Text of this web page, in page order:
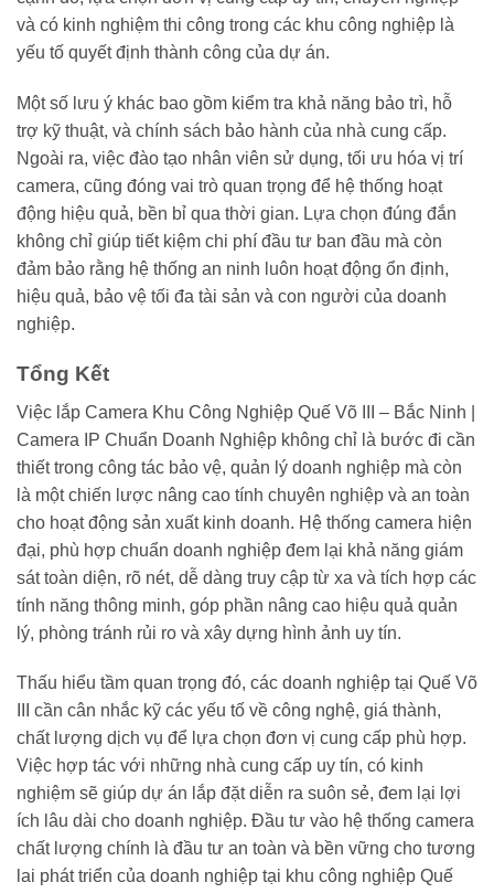
và có kinh nghiệm thi công trong các khu công nghiệp là
yếu tố quyết định thành công của dự án.
Một số lưu ý khác bao gồm kiểm tra khả năng bảo trì, hỗ
trợ kỹ thuật, và chính sách bảo hành của nhà cung cấp.
Ngoài ra, việc đào tạo nhân viên sử dụng, tối ưu hóa vị trí
camera, cũng đóng vai trò quan trọng để hệ thống hoạt
động hiệu quả, bền bỉ qua thời gian. Lựa chọn đúng đắn
không chỉ giúp tiết kiệm chi phí đầu tư ban đầu mà còn
đảm bảo rằng hệ thống an ninh luôn hoạt động ổn định,
hiệu quả, bảo vệ tối đa tài sản và con người của doanh
nghiệp.
Tổng Kết
Việc lắp Camera Khu Công Nghiệp Quế Võ III – Bắc Ninh |
Camera IP Chuẩn Doanh Nghiệp không chỉ là bước đi cần
thiết trong công tác bảo vệ, quản lý doanh nghiệp mà còn
là một chiến lược nâng cao tính chuyên nghiệp và an toàn
cho hoạt động sản xuất kinh doanh. Hệ thống camera hiện
đại, phù hợp chuẩn doanh nghiệp đem lại khả năng giám
sát toàn diện, rõ nét, dễ dàng truy cập từ xa và tích hợp các
tính năng thông minh, góp phần nâng cao hiệu quả quản
lý, phòng tránh rủi ro và xây dựng hình ảnh uy tín.
Thấu hiểu tầm quan trọng đó, các doanh nghiệp tại Quế Võ
III cần cân nhắc kỹ các yếu tố về công nghệ, giá thành,
chất lượng dịch vụ để lựa chọn đơn vị cung cấp phù hợp.
Việc hợp tác với những nhà cung cấp uy tín, có kinh
nghiệm sẽ giúp dự án lắp đặt diễn ra suôn sẻ, đem lại lợi
ích lâu dài cho doanh nghiệp. Đầu tư vào hệ thống camera
chất lượng chính là đầu tư an toàn và bền vững cho tương
lai phát triển của doanh nghiệp tại khu công nghiệp Quế